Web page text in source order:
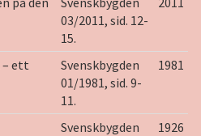
03/2011, sid. 12-
15.
– ett
Svenskbygden
01/1981, sid. 9-
11.
1981
Svenskbygden
1926